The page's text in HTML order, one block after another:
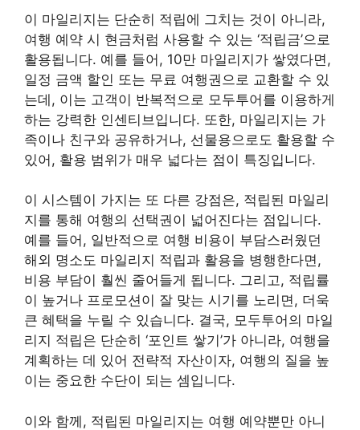
이 마일리지는 단순히 적립에 그치는 것이 아니라,
여행 예약 시 현금처럼 사용할 수 있는 ‘적립금’으로
활용됩니다. 예를 들어, 10만 마일리지가 쌓였다면,
일정 금액 할인 또는 무료 여행권으로 교환할 수 있
는데, 이는 고객이 반복적으로 모두투어를 이용하게
하는 강력한 인센티브입니다. 또한, 마일리지는 가
족이나 친구와 공유하거나, 선물용으로도 활용할 수
있어, 활용 범위가 매우 넓다는 점이 특징입니다.
이 시스템이 가지는 또 다른 강점은, 적립된 마일리
지를 통해 여행의 선택권이 넓어진다는 점입니다.
예를 들어, 일반적으로 여행 비용이 부담스러웠던
해외 명소도 마일리지 적립과 활용을 병행한다면,
비용 부담이 훨씬 줄어들게 됩니다. 그리고, 적립률
이 높거나 프로모션이 잘 맞는 시기를 노리면, 더욱
큰 혜택을 누릴 수 있습니다. 결국, 모두투어의 마일
리지 적립은 단순히 ‘포인트 쌓기’가 아니라, 여행을
계획하는 데 있어 전략적 자산이자, 여행의 질을 높
이는 중요한 수단이 되는 셈입니다.
이와 함께, 적립된 마일리지는 여행 예약뿐만 아니